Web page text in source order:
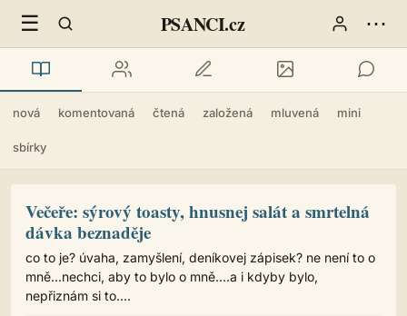
☰ PSANCI.cz ⋯
nová komentovaná čtená založená mluvená mini
sbírky
Večeře: sýrový toasty, hnusnej salát a smrtelná
dávka beznaděje
co to je? úvaha, zamyšlení, deníkovej zápisek? ne není to o
mně...nechci, aby to bylo o mně....a i kdyby bylo,
nepřiznám si to....